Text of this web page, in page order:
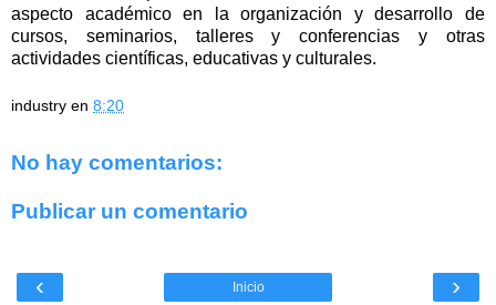
aspecto académico en la organización y desarrollo de
cursos, seminarios, talleres y conferencias y otras
actividades científicas, educativas y culturales.
industry en 8:20
No hay comentarios:
Publicar un comentario
‹ ›
Inicio